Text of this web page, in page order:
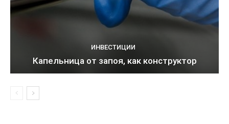
ИНВЕСТИЦИИ
Капельница от запоя, как конструктор